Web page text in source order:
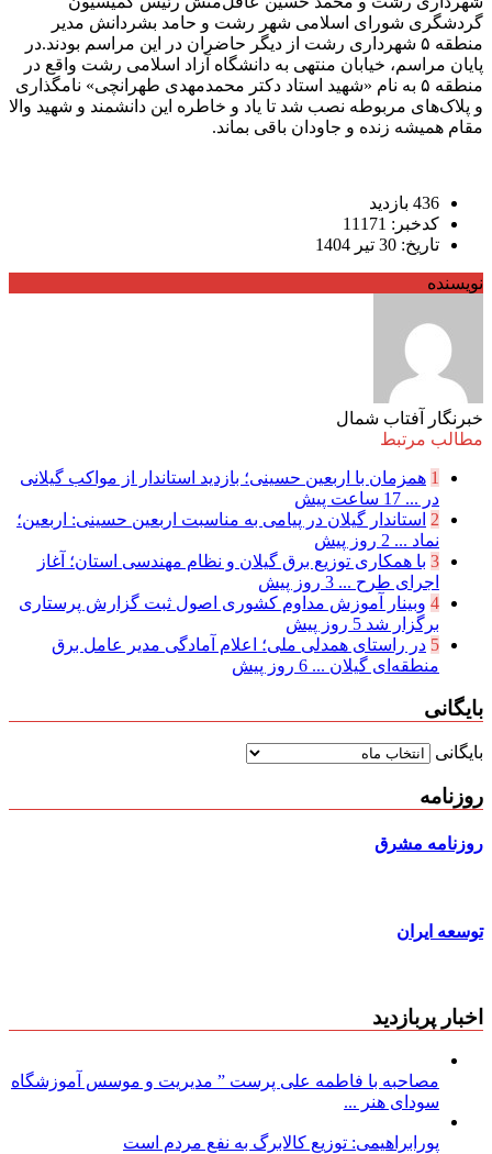
گردشگری شورای اسلامی شهر رشت و حامد بشردانش مدیر
منطقه ۵ شهرداری رشت از دیگر حاضران در این مراسم بودند.در
پایان مراسم، خیابان منتهی به دانشگاه آزاد اسلامی رشت واقع در
منطقه ۵ به نام «شهید استاد دکتر محمدمهدی طهرانچی» نامگذاری
و پلاک‌های مربوطه نصب شد تا یاد و خاطره این دانشمند و شهید والا
مقام همیشه زنده و جاودان باقی بماند.
436 بازدید
کدخبر: 11171
تاریخ: 30 تیر 1404
نویسنده
خبرنگار آفتاب شمال
مطالب مرتبط
1 همزمان با اربعین حسینی؛ بازدید استاندار از مواکب گیلانی
در ... 17 ساعت پیش
2 استاندار گیلان در پیامی به مناسبت اربعین حسینی: اربعین؛
نماد ... 2 روز پیش
3 با همکاری توزیع برق گیلان و نظام مهندسی استان؛ آغاز
اجرای طرح ... 3 روز پیش
4 وبینار آموزش مداوم کشوری اصول ثبت گزارش پرستاری
برگزار شد 5 روز پیش
5 در راستای همدلی ملی؛ اعلام آمادگی مدیر عامل برق
منطقه‌ای گیلان ... 6 روز پیش
بایگانی
بایگانی
روزنامه
روزنامه مشرق
توسعه ایران
اخبار پربازدید
مصاحبه با فاطمه علی پرست ” مدیریت و موسس آموزشگاه
سودای هنر ...
پورابراهیمی: توزیع کالابرگ به نفع مردم است